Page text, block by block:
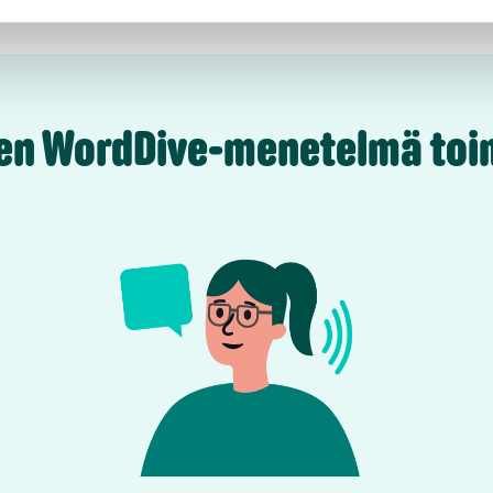
WordDive-menetelmä